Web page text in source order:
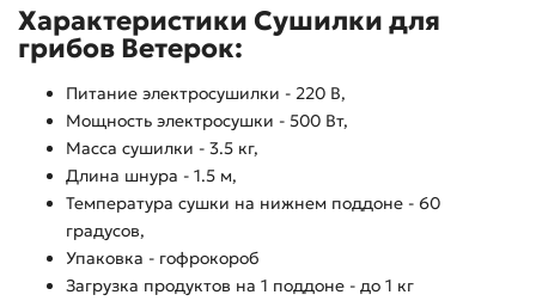
Характеристики Сушилки для
грибов Ветерок:
Питание электросушилки - 220 В,
Мощность электросушки - 500 Вт,
Масса сушилки - 3.5 кг,
Длина шнура - 1.5 м,
Температура сушки на нижнем поддоне - 60
градусов,
Упаковка - гофрокороб
Загрузка продуктов на 1 поддоне - до 1 кг